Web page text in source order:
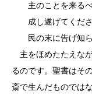
主のことを来るべ
成し遂げてくださ
民の末に告げ知ら
主をほめたたえな
るのです。聖書はそ
斎で生んだものでは